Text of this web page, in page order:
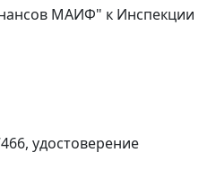
МАИФ" к Инспекции
удостоверение